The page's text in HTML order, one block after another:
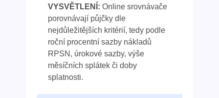
VYSVĚTLENÍ: Online srovnávače
porovnávají půjčky dle
nejdůležitějších kritérií, tedy podle
roční procentní sazby nákladů
RPSN, úrokové sazby, výše
měsíčních splátek či doby
splatnosti.